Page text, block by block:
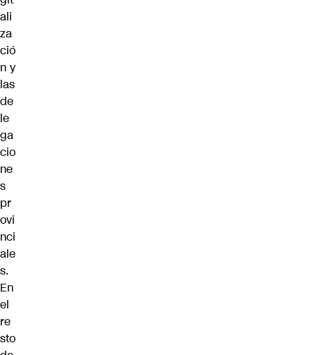
ali
za
ció
n y
las
de
le
ga
cio
ne
s
pr
ovi
nci
ale
s.
En
el
re
sto